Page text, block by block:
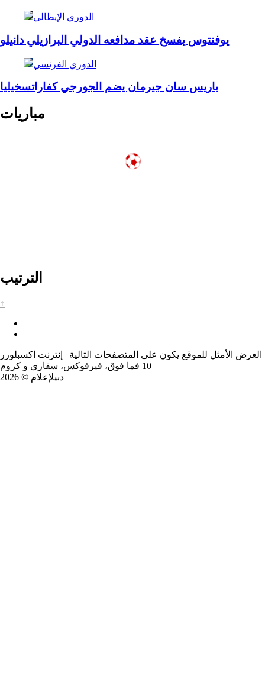
الدوري الإيطالي
يوفنتوس يفسخ عقد مدافعه الدولي البرازيلي دانيلو
الدوري الفرنسي
باريس سان جيرمان يضم الجورجي كفاراتسخيليا
مباريات
الترتيب
↑
العرض الأمثل للموقع يكون على المتصفحات التالية | إنترنت اكسبلورر
10 فما فوق، فيرفوكس، سفاري و كروم
دبيلإعلام © 2026